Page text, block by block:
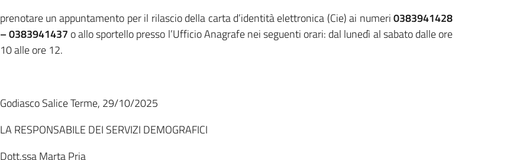
prenotare un appuntamento per il rilascio della carta d’identità elettronica (Cie) ai numeri0383941428
– 0383941437 o allo sportello presso l’Ufficio Anagrafe nei seguenti orari: dal lunedì al sabato dalle ore
10 alle ore 12.
Godiasco Salice Terme, 29/10/2025
LA RESPONSABILE DEI SERVIZI DEMOGRAFICI
Dott.ssa Marta Pria